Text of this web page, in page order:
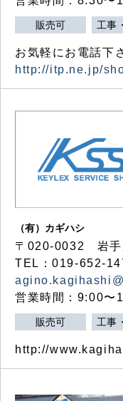
販売可 工事
お気軽にお電話下
http://itp.ne.jp/
（有）カギハシ
〒020-0032 岩手
TEL：019-652-
営業時間：9:00〜
販売可 工事
http://